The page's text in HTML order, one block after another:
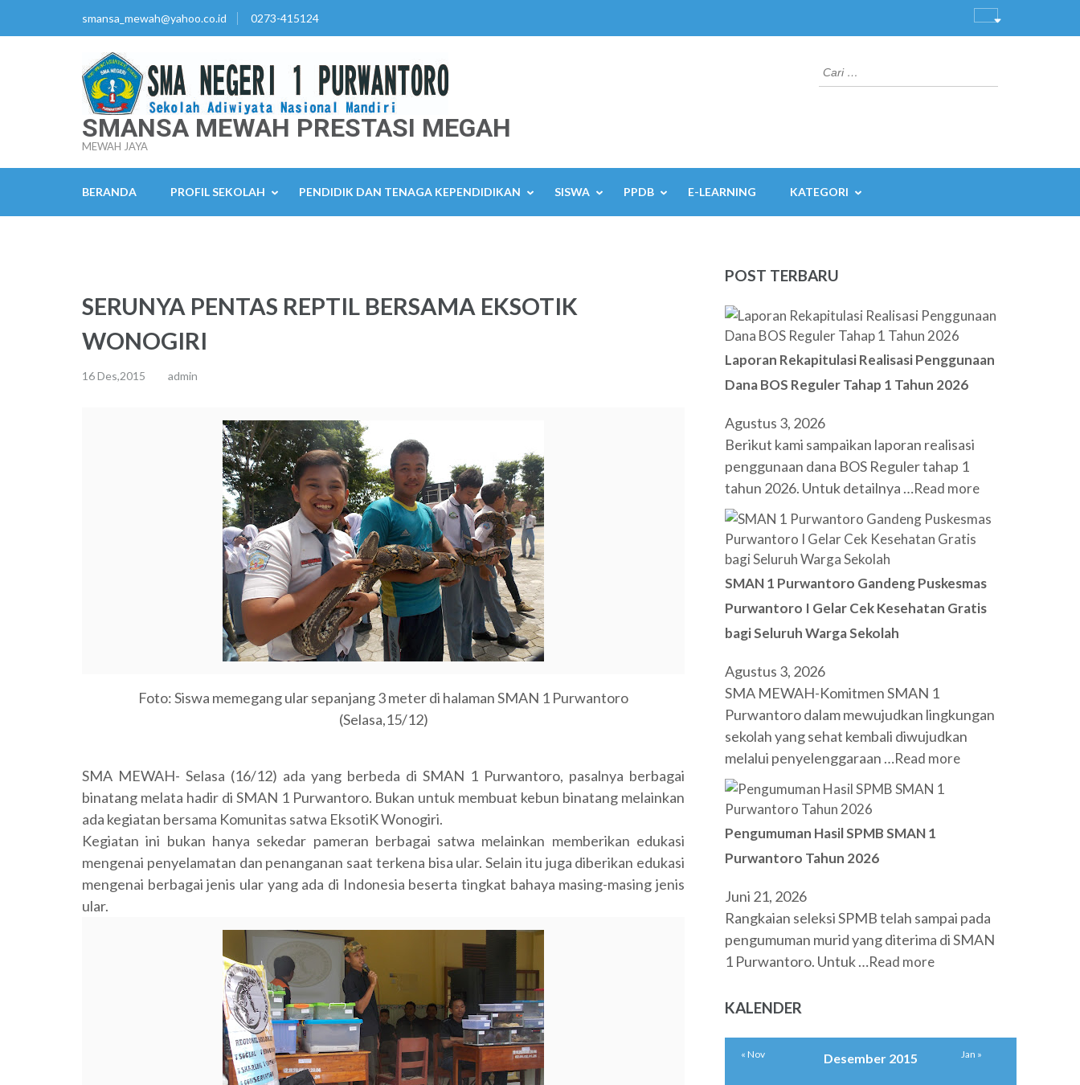
smansa_mewah@yahoo.co.id 0273-415124
SMANSA MEWAH PRESTASI MEGAH
MEWAH JAYA
Cari
untuk:
BERANDA PROFIL SEKOLAH PENDIDIK DAN TENAGA KEPENDIDIKAN SISWA PPDB E-LEARNING KATEGORI
SERUNYA PENTAS REPTIL BERSAMA EKSOTIK
WONOGIRI
16 Des,2015 admin
Foto: Siswa memegang ular sepanjang 3 meter di halaman SMAN 1 Purwantoro
(Selasa,15/12)
SMA MEWAH- Selasa (16/12) ada yang berbeda di SMAN 1 Purwantoro, pasalnya berbagai
binatang melata hadir di SMAN 1 Purwantoro. Bukan untuk membuat kebun binatang melainkan
ada kegiatan bersama Komunitas satwa EksotiK Wonogiri.
Kegiatan ini bukan hanya sekedar pameran berbagai satwa melainkan memberikan edukasi
mengenai penyelamatan dan penanganan saat terkena bisa ular. Selain itu juga diberikan edukasi
mengenai berbagai jenis ular yang ada di Indonesia beserta tingkat bahaya masing-masing jenis
ular.
POST TERBARU
Laporan Rekapitulasi Realisasi Penggunaan
Dana BOS Reguler Tahap 1 Tahun 2026
Agustus 3, 2026
Berikut kami sampaikan laporan realisasi
penggunaan dana BOS Reguler tahap 1
tahun 2026. Untuk detailnya …Read more
SMAN 1 Purwantoro Gandeng Puskesmas
Purwantoro I Gelar Cek Kesehatan Gratis
bagi Seluruh Warga Sekolah
Agustus 3, 2026
SMA MEWAH-Komitmen SMAN 1
Purwantoro dalam mewujudkan lingkungan
sekolah yang sehat kembali diwujudkan
melalui penyelenggaraan …Read more
Pengumuman Hasil SPMB SMAN 1
Purwantoro Tahun 2026
Juni 21, 2026
Rangkaian seleksi SPMB telah sampai pada
pengumuman murid yang diterima di SMAN
1 Purwantoro. Untuk …Read more
KALENDER
Desember 2015
« Nov Jan »